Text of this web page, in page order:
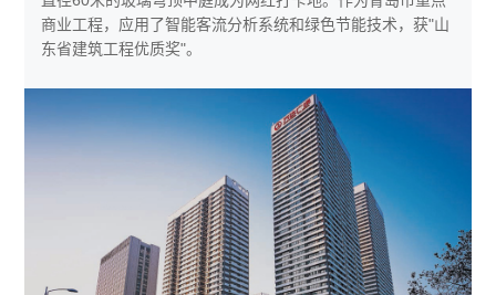
商业工程，应用了智能客流分析系统和绿色节能技术，获"山
东省建筑工程优质奖"。